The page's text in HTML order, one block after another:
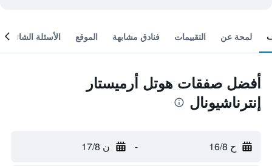
لمحة عن التقييمات فنادق مشابهة الموقع الأسئلة الشائعة
أفضل صفقات هوتل أرميستار
إنترناشيونال
ح 16/8 - ن 17/8